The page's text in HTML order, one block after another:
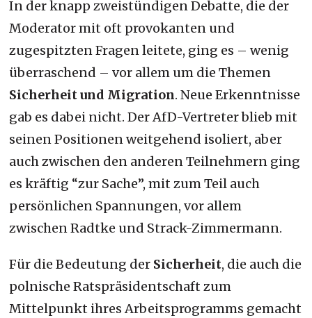
In der knapp zweistündigen Debatte, die der
Moderator mit oft provokanten und
zugespitzten Fragen leitete, ging es – wenig
überraschend – vor allem um die Themen
Sicherheit und Migration. Neue Erkenntnisse
gab es dabei nicht. Der AfD-Vertreter blieb mit
seinen Positionen weitgehend isoliert, aber
auch zwischen den anderen Teilnehmern ging
es kräftig “zur Sache”, mit zum Teil auch
persönlichen Spannungen, vor allem
zwischen Radtke und Strack-Zimmermann.
Für die Bedeutung der Sicherheit, die auch die
polnische Ratspräsidentschaft zum
Mittelpunkt ihres Arbeitsprogramms gemacht